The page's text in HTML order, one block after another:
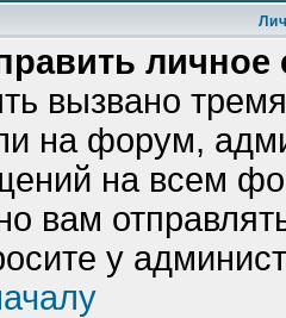
вызвано
на форум,
на всем
вам
у